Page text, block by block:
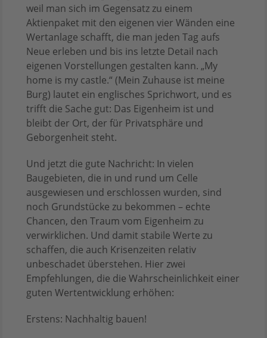
weil man sich im Gegensatz zu einem
Aktienpaket mit den eigenen vier Wänden eine
Wertanlage schafft, die man jeden Tag aufs
Neue erleben und bis ins letzte Detail nach
eigenen Vorstellungen gestalten kann. „My
home is my castle.“ (Mein Zuhause ist meine
Burg) lautet ein englisches Sprichwort, und es
trifft die Sache gut: Das Eigenheim ist und
bleibt der Ort, der für Privatsphäre und
Geborgenheit steht.
Und jetzt die gute Nachricht: In vielen
Baugebieten, die in und rund um Celle
ausgewiesen und erschlossen wurden, sind
noch Grundstücke zu bekommen – echte
Chancen, den Traum vom Eigenheim zu
verwirklichen. Und damit stabile Werte zu
schaffen, die auch Krisenzeiten relativ
unbeschadet überstehen. Hier zwei
Empfehlungen, die die Wahrscheinlichkeit einer
guten Wertentwicklung erhöhen:
Erstens: Nachhaltig bauen!